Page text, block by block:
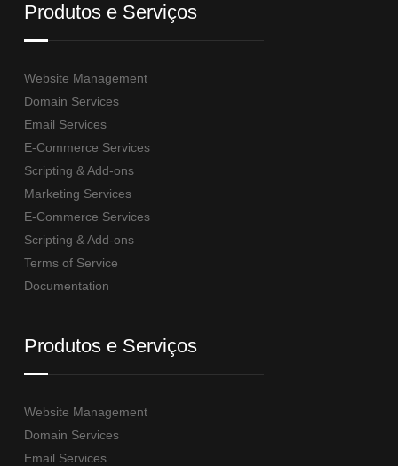
Produtos e Serviços
Website Management
Domain Services
Email Services
E-Commerce Services
Scripting & Add-ons
Marketing Services
E-Commerce Services
Scripting & Add-ons
Terms of Service
Documentation
Produtos e Serviços
Website Management
Domain Services
Email Services